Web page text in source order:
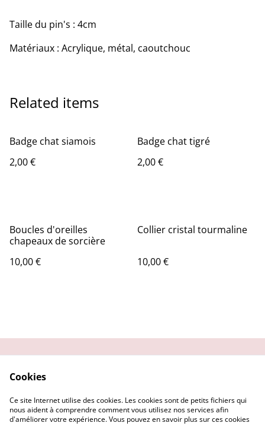
Taille du pin's : 4cm
Matériaux : Acrylique, métal, caoutchouc
Related items
Badge chat siamois
2,00 €
Badge chat tigré
2,00 €
Boucles d'oreilles
chapeaux de sorcière
10,00 €
Collier cristal tourmaline
10,00 €
Confidentialité
Demander un retour
Cookies
Cookies
Ce site Internet utilise des cookies. Les cookies sont de petits fichiers qui
nous aident à comprendre comment vous utilisez nos services afin
d'améliorer votre expérience. Vous pouvez en savoir plus sur ces cookies